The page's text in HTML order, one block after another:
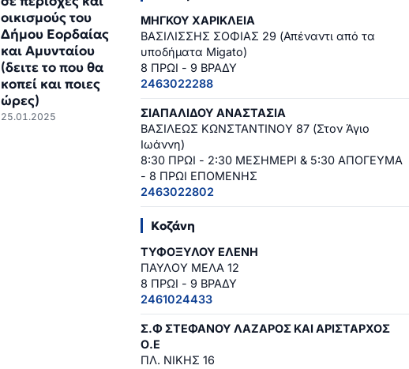
οικισμούς του
Δήμου Εορδαίας
και Αμυνταίου
(δειτε το που θα
κοπεί και ποιες
ώρες)
25.01.2025
ΜΗΓΚΟΥ ΧΑΡΙΚΛΕΙΑ
ΒΑΣΙΛΙΣΣΗΣ ΣΟΦΙΑΣ 29 (Απέναντι από τα
υποδήματα Migato)
8 ΠΡΩΙ - 9 ΒΡΑΔΥ
2463022288
ΣΙΑΠΑΛΙΔΟΥ ΑΝΑΣΤΑΣΙΑ
ΒΑΣΙΛΕΩΣ ΚΩΝΣΤΑΝΤΙΝΟΥ 87 (Στον Άγιο
Ιωάννη)
8:30 ΠΡΩΙ - 2:30 ΜΕΣΗΜΕΡΙ & 5:30 ΑΠΟΓΕΥΜΑ
- 8 ΠΡΩΙ ΕΠΟΜΕΝΗΣ
2463022802
Κοζάνη
ΤΥΦΟΞΥΛΟΥ ΕΛΕΝΗ
ΠΑΥΛΟΥ ΜΕΛΑ 12
8 ΠΡΩΙ - 9 ΒΡΑΔΥ
2461024433
Σ.Φ ΣΤΕΦΑΝΟΥ ΛΑΖΑΡΟΣ ΚΑΙ ΑΡΙΣΤΑΡΧΟΣ
Ο.Ε
ΠΛ. ΝΙΚΗΣ 16